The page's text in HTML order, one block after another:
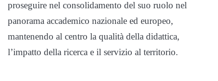
proseguire nel consolidamento del suo ruolo nel
panorama accademico nazionale ed europeo,
mantenendo al centro la qualità della didattica,
l’impatto della ricerca e il servizio al territorio.